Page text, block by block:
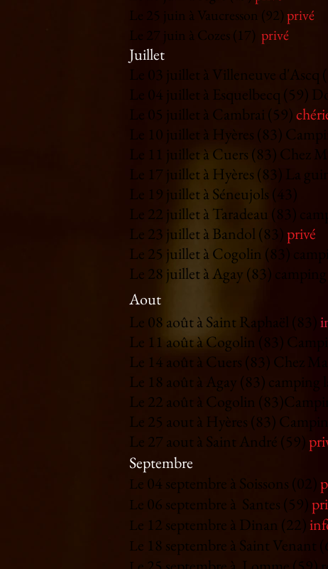
Le 25 juin à Vaucresson (92)privé
Le 27 juin à Cozes (17) privé
Juillet
Le 03 juillet à Villeneuve d'Ascq
Le 04 juillet à Esquelbecq (59)
Le 05 juillet à Cambrai (59)
Le 10 juillet à Hyères (83)
Le 11 juillet à Cuers (83) Chez
Le 17 juillet à Hyères (83) La
Le 19 juillet à Séneujols (43)
Le 22 juillet à Taradeau (83)
Le 23 juillet à Bandol (83)privé
Le 25 juillet à Cogolin (83)
Le 28 juillet à Agay (83)
Aout
Le 08 août à Saint Raphaël (83)
Le 11 août à Cogolin (83)
Le 14 août à Cuers (83) Chez
Le 18 août à Agay (83) camping
Le 22 août à Cogolin
Le 25 aout à Hyères (83)
Le 27 aout à Saint André (59)
Septembre
Le 04 septembre à Soissons (02)
Le 06 septembre à Santes (59)
Le 12 septembre à Dinan (22)
Le 18 septembre à Saint Venant